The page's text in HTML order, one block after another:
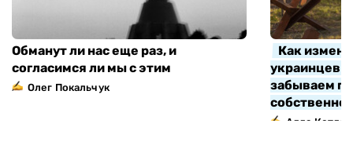
Обманут ли нас еще раз, и
согласимся ли мы с этим
Олег Покальчук
Как
украинцев
забываем
Алла Котляр